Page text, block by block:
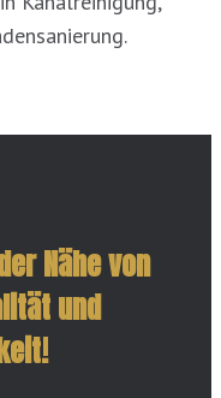
Nähe von
und